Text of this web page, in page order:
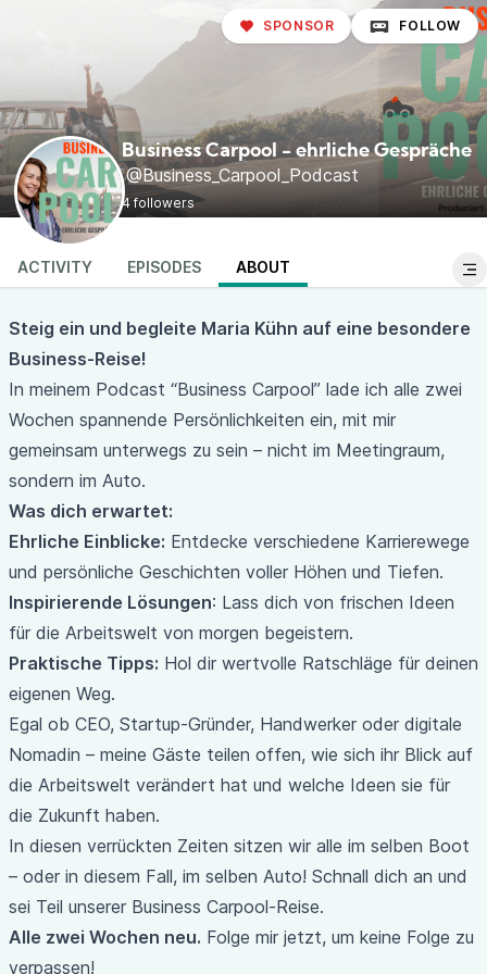
Business Carpool - ehrliche Gespräche
@Business_Carpool_Podcast
4 followers
SPONSOR FOLLOW
ACTIVITY EPISODES ABOUT
Steig ein und begleite Maria Kühn auf eine besondere
Business-Reise!
In meinem Podcast “Business Carpool” lade ich alle zwei
Wochen spannende Persönlichkeiten ein, mit mir
gemeinsam unterwegs zu sein – nicht im Meetingraum,
sondern im Auto.
Was dich erwartet:
Ehrliche Einblicke: Entdecke verschiedene Karrierewege
und persönliche Geschichten voller Höhen und Tiefen.
Inspirierende Lösungen: Lass dich von frischen Ideen
für die Arbeitswelt von morgen begeistern.
Praktische Tipps: Hol dir wertvolle Ratschläge für deinen
eigenen Weg.
Egal ob CEO, Startup-Gründer, Handwerker oder digitale
Nomadin – meine Gäste teilen offen, wie sich ihr Blick auf
die Arbeitswelt verändert hat und welche Ideen sie für
die Zukunft haben.
In diesen verrückten Zeiten sitzen wir alle im selben Boot
– oder in diesem Fall, im selben Auto! Schnall dich an und
sei Teil unserer Business Carpool-Reise.
Alle zwei Wochen neu. Folge mir jetzt, um keine Folge zu
verpassen!